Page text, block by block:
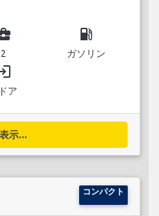
2
local_gas_station
ガソリン
ア
示...
コンパクト